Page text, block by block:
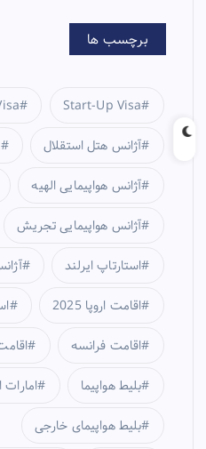
برچسب ها
Start-Up Visa
آژانس هتل استقلال
آژانس هواپیمایی الهیه
آژانس هواپیمایی تجریش
استارتاپ ایرلند
اقامت اروپا 2025
اقامت فرانسه
امارات بلیط هواپیما
بلیط هواپیمای خارجی